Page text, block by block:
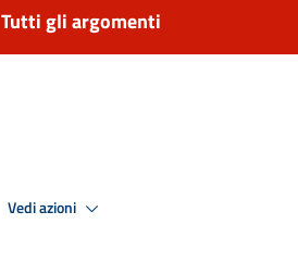
Tutti gli argomenti
Vedi azioni